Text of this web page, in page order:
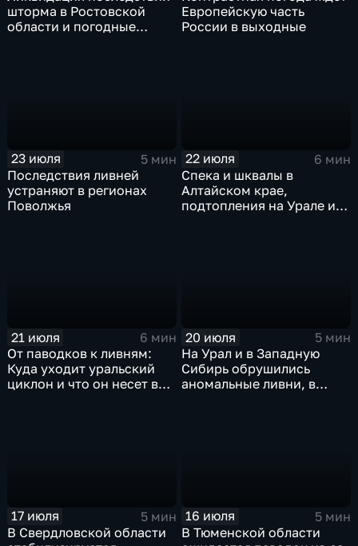
шторма в Ростовской
области и погодные
Европейскую часть
России в выходные
23 июля
5 мин
Последствия ливней
устраняют в регионах
Поволжья
22 июля
6 мин
Спека и шквалы в
Алтайском крае,
подтопления на Урале и
21 июля
6 мин
От паводков к ливням:
Куда уходит уральский
циклон и что он несет в
20 июля
5 мин
На Урал и в Западную
Сибирь обрушились
аномальные ливни, в
17 июля
5 мин
В Свердловской области
16 июля
5 мин
В Тюменской области